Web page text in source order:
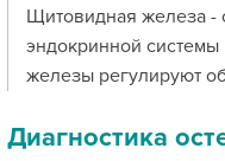
Щитовидная железа -
эндокринной
железы регулируют
Диагностика